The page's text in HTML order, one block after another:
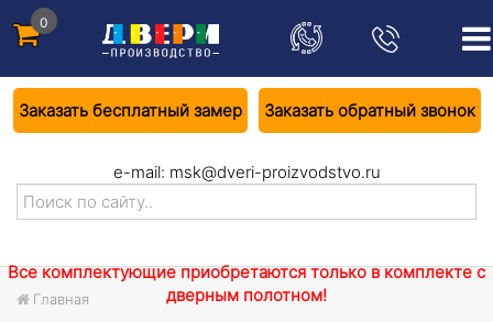
0
Заказать бесплатный замер Заказать обратный звонок
e-mail: msk@dveri-proizvodstvo.ru
Все комплектующие приобретаются только в комплекте с
дверным полотном!
Главная